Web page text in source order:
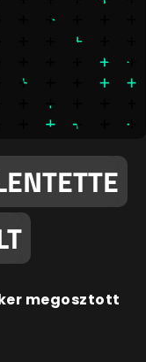
megosztott